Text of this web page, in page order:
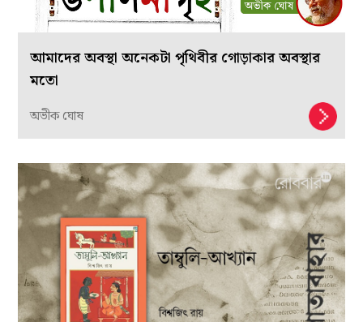
আমাদের অবস্থা অনেকটা পৃথিবীর গোড়াকার অবস্থার
মতো
অভীক ঘোষ